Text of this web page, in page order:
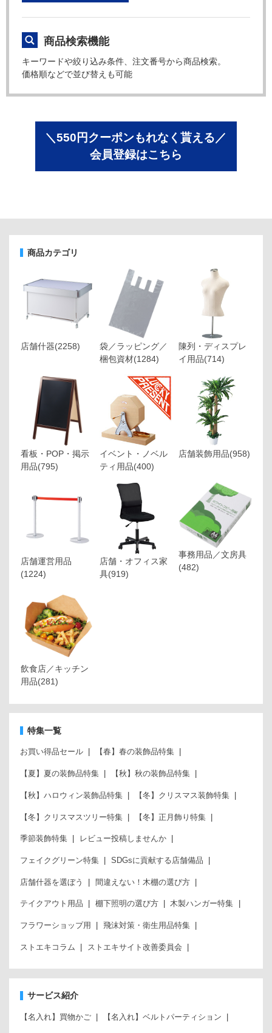
商品検索機能
キーワードや絞り込み条件、注文番号から商品検索。
価格順などで並び替えも可能
＼550円クーポンもれなく貰える／
会員登録はこちら
商品カテゴリ
店舗什器(2258)
袋／ラッピング／
梱包資材(1284)
陳列・ディスプレ
イ用品(714)
看板・POP・掲示
用品(795)
イベント・ノベル
ティ用品(400)
店舗装飾用品(958)
店舗運営用品
(1224)
店舗・オフィス家
具(919)
事務用品／文房具
(482)
飲食店／キッチン
用品(281)
特集一覧
お買い得品セール 【春】春の装飾品特集
【夏】夏の装飾品特集 【秋】秋の装飾品特集
【秋】ハロウィン装飾品特集 【冬】クリスマス装飾特集
【冬】クリスマスツリー特集 【冬】正月飾り特集
季節装飾特集 レビュー投稿しませんか
フェイクグリーン特集 SDGsに貢献する店舗備品
店舗什器を選ぼう 間違えない！木棚の選び方
テイクアウト用品 棚下照明の選び方 木製ハンガー特集
フラワーショップ用 飛沫対策・衛生用品特集
ストエキコラム ストエキサイト改善委員会
サービス紹介
【名入れ】買物かご 【名入れ】ベルトパーティション